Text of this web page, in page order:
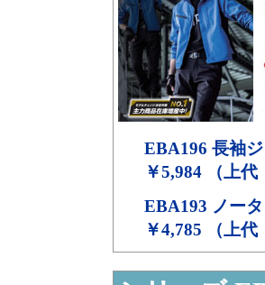
EBA196 長袖
￥5,984 （上代
EBA193 ノー
￥4,785 （上代